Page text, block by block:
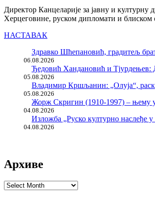
Директор Канцеларије за јавну и
Херцеговине, руском дипломати и
НАСТАВАК
Здравко Шћепановић, градитељ
06.08.2026
Ђедовић Хандановић и Тјурдењев:
05.08.2026
Владимир Кршљанин: „Олуја“,
05.08.2026
Жорж Скригин (1910-1997) – њему
04.08.2026
Изложба „Руско културно наслеђе
04.08.2026
Архиве
Архиве